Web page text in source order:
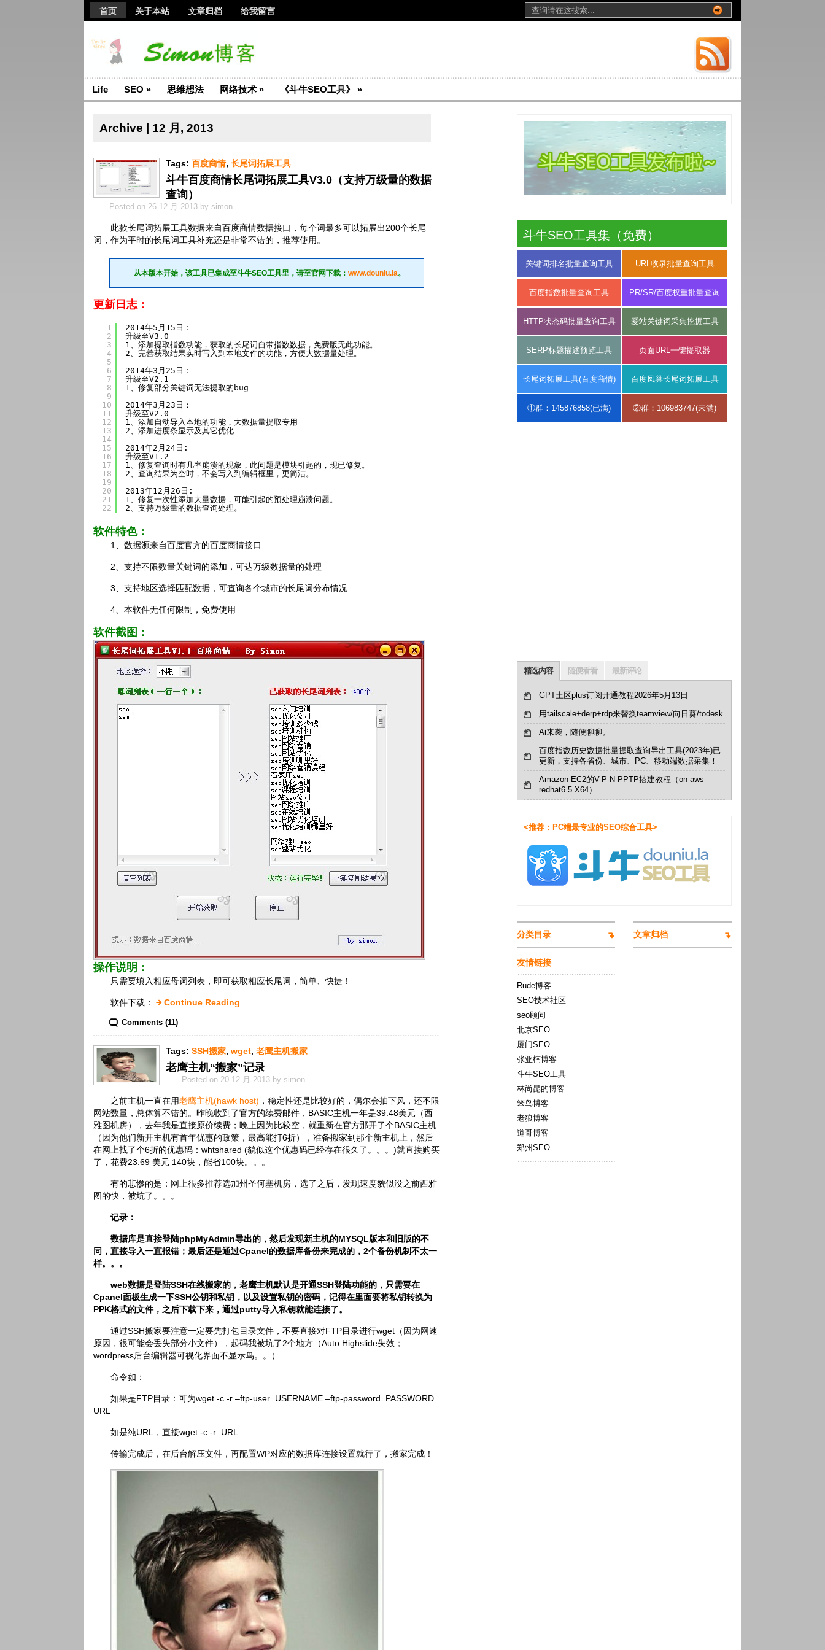
首页 关于本站 文章归档 给我留言
Life SEO » 思维想法 网络技术 » 《斗牛SEO工具》 »
Archive | 12 月, 2013
Tags: 百度商情, 长尾词拓展工具
斗牛百度商情长尾词拓展工具V3.0（支持万级量的数据
查询）
Posted on 26 12 月 2013 by simon
此款长尾词拓展工具数据来自百度商情数据接口，每个词最多可以拓展出200个长尾
词，作为平时的长尾词工具补充还是非常不错的，推荐使用。
从本版本开始，该工具已集成至斗牛SEO工具里，请至官网下载：www.douniu.la。
更新日志：
1
2
3
4
5
6
7
8
9
10
11
12
13
14
15
16
17
18
19
20
21
22
2014年5月15日：
升级至V3.0
1、添加提取指数功能，获取的长尾词自带指数数据，免费版无此功能。
2、完善获取结果实时写入到本地文件的功能，方便大数据量处理。
2014年3月25日：
升级至V2.1
1、修复部分关键词无法提取的bug
2014年3月23日：
升级至V2.0
1、添加自动导入本地的功能，大数据量提取专用
2、添加进度条显示及其它优化
2014年2月24日:
升级至V1.2
1、修复查询时有几率崩溃的现象，此问题是模块引起的，现已修复。
2、查询结果为空时，不会写入到编辑框里，更简洁。
2013年12月26日:
1、修复一次性添加大量数据，可能引起的预处理崩溃问题。
2、支持万级量的数据查询处理。
软件特色：
1、数据源来自百度官方的百度商情接口
2、支持不限数量关键词的添加，可达万级数据量的处理
3、支持地区选择匹配数据，可查询各个城市的长尾词分布情况
4、本软件无任何限制，免费使用
软件截图：
操作说明：
只需要填入相应母词列表，即可获取相应长尾词，简单、快捷！
软件下载： Continue Reading
Comments (11)
Tags: SSH搬家, wget, 老鹰主机搬家
老鹰主机“搬家”记录
Posted on 20 12 月 2013 by simon
之前主机一直在用老鹰主机(hawk host) ，稳定性还是比较好的，偶尔会抽下风，还不限
网站数量，总体算不错的。昨晚收到了官方的续费邮件，BASIC主机一年是39.48美元（西
雅图机房），去年我是直接原价续费；晚上因为比较空，就重新在官方那开了个BASIC主机
（因为他们新开主机有首年优惠的政策，最高能打6折），准备搬家到那个新主机上，然后
在网上找了个6折的优惠码：whtshared (貌似这个优惠码已经存在很久了。。。)就直接购买
了，花费23.69 美元 140块，能省100块。。。
有的悲惨的是：网上很多推荐选加州圣何塞机房，选了之后，发现速度貌似没之前西雅
图的快，被坑了。。。
记录：
数据库是直接登陆phpMyAdmin导出的，然后发现新主机的MYSQL版本和旧版的不
同，直接导入一直报错；最后还是通过Cpanel的数据库备份来完成的，2个备份机制不太一
样。。。
web数据是登陆SSH在线搬家的，老鹰主机默认是开通SSH登陆功能的，只需要在
Cpanel面板生成一下SSH公钥和私钥，以及设置私钥的密码，记得在里面要将私钥转换为
PPK格式的文件，之后下载下来，通过putty导入私钥就能连接了。
通过SSH搬家要注意一定要先打包目录文件，不要直接对FTP目录进行wget（因为网速
原因，很可能会丢失部分小文件），起码我被坑了2个地方（Auto Highslide失效；
wordpress后台编辑器可视化界面不显示鸟。。）
命令如：
如果是FTP目录：可为wget -c -r –ftp-user=USERNAME –ftp-password=PASSWORD
URL
如是纯URL，直接wget -c -r URL
传输完成后，在后台解压文件，再配置WP对应的数据库连接设置就行了，搬家完成！
斗牛SEO工具集（免费）
关键词排名批量查询工具 URL收录批量查询工具
百度指数批量查询工具 PR/SR/百度权重批量查询
HTTP状态码批量查询工具 爱站关键词采集挖掘工具
SERP标题描述预览工具 页面URL一键提取器
长尾词拓展工具(百度商情) 百度凤巢长尾词拓展工具
①群：145876858(已满) ②群：106983747(未满)
精选内容 随便看看 最新评论
GPT土区plus订阅开通教程2026年5月13日
用tailscale+derp+rdp来替换teamview/向日葵/todesk
Ai来袭，随便聊聊。
百度指数历史数据批量提取查询导出工具(2023年)已
更新，支持各省份、城市、PC、移动端数据采集！
Amazon EC2的V-P-N-PPTP搭建教程（on aws
redhat6.5 X64）
<推荐：PC端最专业的SEO综合工具>
分类目录
友情链接
Rude博客
SEO技术社区
seo顾问
北京SEO
厦门SEO
张亚楠博客
斗牛SEO工具
林尚昆的博客
笨鸟博客
老狼博客
道哥博客
郑州SEO
文章归档